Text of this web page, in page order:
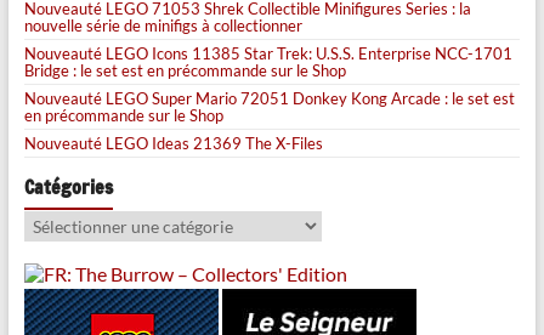
Nouveauté LEGO 71053 Shrek Collectible Minifigures Series : la
nouvelle série de minifigs à collectionner
Nouveauté LEGO Icons 11385 Star Trek: U.S.S. Enterprise NCC-1701
Bridge : le set est en précommande sur le Shop
Nouveauté LEGO Super Mario 72051 Donkey Kong Arcade : le set est
en précommande sur le Shop
Nouveauté LEGO Ideas 21369 The X-Files
Catégories
Catégories